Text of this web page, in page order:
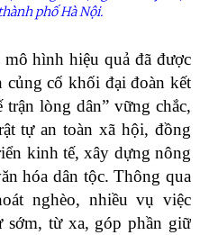
phố Hà Nội.
hình hiệu quả đã được
củng cố khối đại đoàn kết
lòng dân” vững chắc,
tự an toàn xã hội, đồng
kinh tế, xây dựng nông
hóa dân tộc. Thông qua
nghèo, nhiều vụ việc
sớm, từ xa, góp phần giữ